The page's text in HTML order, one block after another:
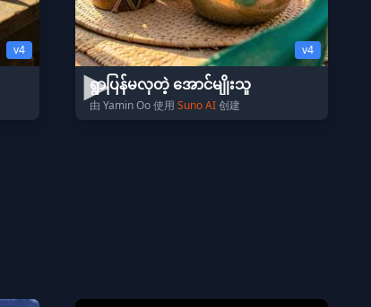
v4 v4
ရွာပြန်မလှတဲ့ အောင်မျိုးသူ
由 Yamin Oo 使用 Suno AI创建